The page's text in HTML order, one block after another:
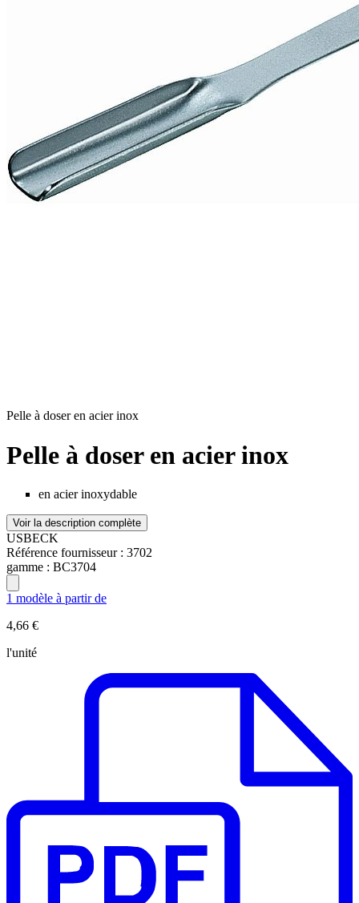
Pelle à doser en acier inox
Pelle à doser en acier inox
en acier inoxydable
Voir la description complète
USBECK
Référence fournisseur : 3702
gamme : BC3704
1 modèle à partir de
4,66 €
l'unité